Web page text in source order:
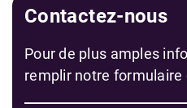
Contactez-nous
Pour de plus amples
remplir notre formulaire